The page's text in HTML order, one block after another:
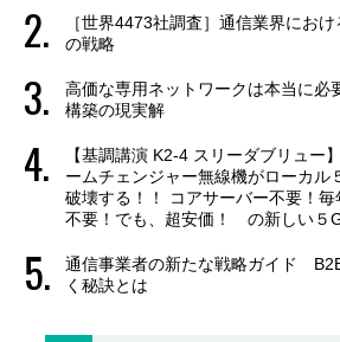
［世界4473社調査］通信業界にお
の戦略
高価な専用ネットワークは本当に必
構築の現実解
【基調講演 K2-4 スリーダブリュー
ームチェンジャー無線機がローカル
破壊する！！ コアサーバー不要！
不要！でも、超安価！ の新しい５
通信事業者の新たな戦略ガイド
く秘訣とは